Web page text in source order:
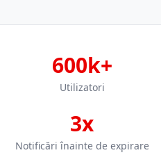
600k+
Utilizatori
3x
Notificări înainte de expirare